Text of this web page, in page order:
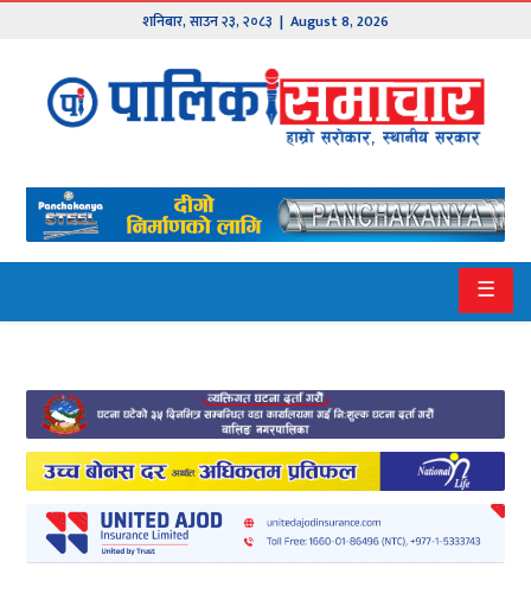
शनिबार,साउन२३,२०८३ | August 8, 2026
मुख्य
समाचार
हाम्रो
पालिका
१
२
बागमती
गण्डकी
☰